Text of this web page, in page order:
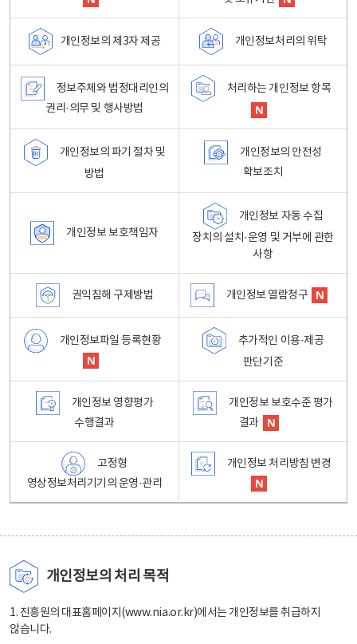
개인정보의 제3자 제공 개인정보처리의 위탁
정보주체와 법정대리인의
권리·의무 및 행사방법
처리하는 개인정보 항목
개인정보의 파기 절차 및
방법
개인정보의 안전성
확보조치
개인정보 보호책임자
개인정보 자동 수집
장치의 설치·운영 및 거부에 관한
사항
권익침해 구제방법 개인정보 열람청구
개인정보파일 등록현황
추가적인 이용·제공
판단기준
개인정보 영향평가
수행결과
개인정보 보호수준 평가
결과
고정형
영상정보처리기기의 운영·관리
개인정보 처리방침 변경
개인정보의 처리 목적
1. 진흥원의 대표홈페이지(www.nia.or.kr)에서는 개인정보를 취급하지
않습니다.